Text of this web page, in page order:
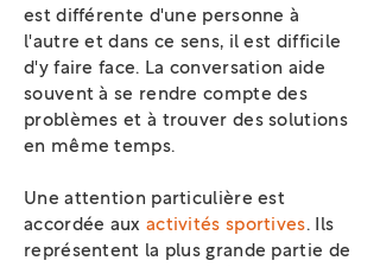
est différente d'une personne à
l'autre et dans ce sens, il est difficile
d'y faire face. La conversation aide
souvent à se rendre compte des
problèmes et à trouver des solutions
en même temps.
Une attention particulière est
accordée aux activités sportives. Ils
représentent la plus grande partie de